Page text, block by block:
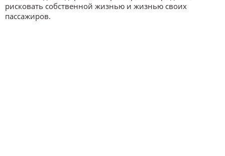
рисковать собственной жизнью и жизнью своих
пассажиров.